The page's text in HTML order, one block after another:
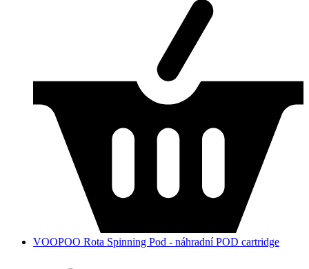
VOOPOO Rota Spinning Pod - náhradní POD cartridge